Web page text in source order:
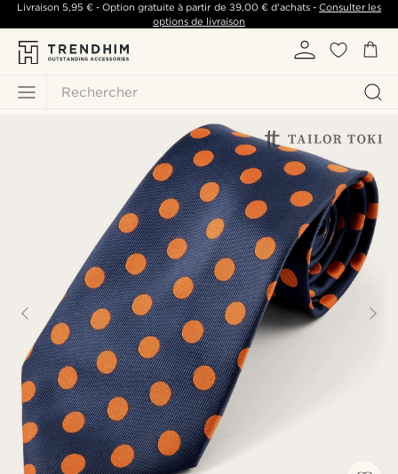
Rechercher
Livraison 5,95 €- Option gratuite à partir de 39,00 €d'achats -Consulter les
options de livraison